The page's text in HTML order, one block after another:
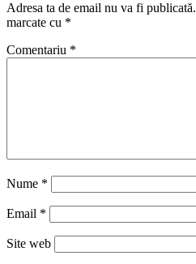
Adresa ta de email nu va fi publicată.
marcate cu *
Comentariu *
Nume *
Email *
Site web